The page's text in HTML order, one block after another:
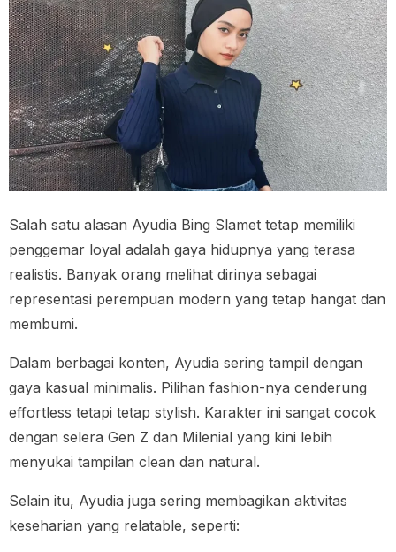
Salah satu alasan Ayudia Bing Slamet tetap memiliki
penggemar loyal adalah gaya hidupnya yang terasa
realistis. Banyak orang melihat dirinya sebagai
representasi perempuan modern yang tetap hangat dan
membumi.
Dalam berbagai konten, Ayudia sering tampil dengan
gaya kasual minimalis. Pilihan fashion-nya cenderung
effortless tetapi tetap stylish. Karakter ini sangat cocok
dengan selera Gen Z dan Milenial yang kini lebih
menyukai tampilan clean dan natural.
Selain itu, Ayudia juga sering membagikan aktivitas
keseharian yang relatable, seperti: